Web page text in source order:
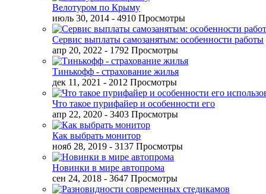
Велотуром по Крыму
июль 30, 2014 - 4910 Просмотры
Сервис выплаты самозанятым: особенности работы
апр 20, 2022 - 1792 Просмотры
Тинькофф - страхование жилья
дек 11, 2021 - 2012 Просмотры
Что такое пурифайер и особенности его
апр 22, 2020 - 3403 Просмотры
Как выбрать монитор
нояб 28, 2019 - 3137 Просмотры
Новинки в мире автопрома
сен 24, 2018 - 3647 Просмотры